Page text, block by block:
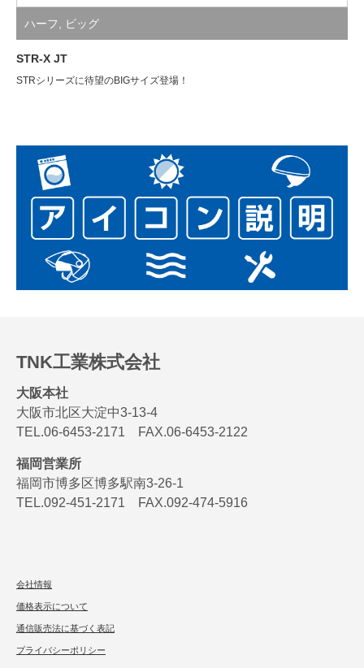
ハーフ ビッグ
STR-X JT
STRシリーズに待望のBIGサイズ登場！
TNK工業株式会社
大阪本社
大阪市北区大淀中3-13-4
TEL.06-6453-2171 FAX.06-6453-2122
福岡営業所
福岡市博多区博多駅南3-26-1
TEL.092-451-2171 FAX.092-474-5916
会社情報
価格表示について
通信販売法に基づく表記
プライバシーポリシー